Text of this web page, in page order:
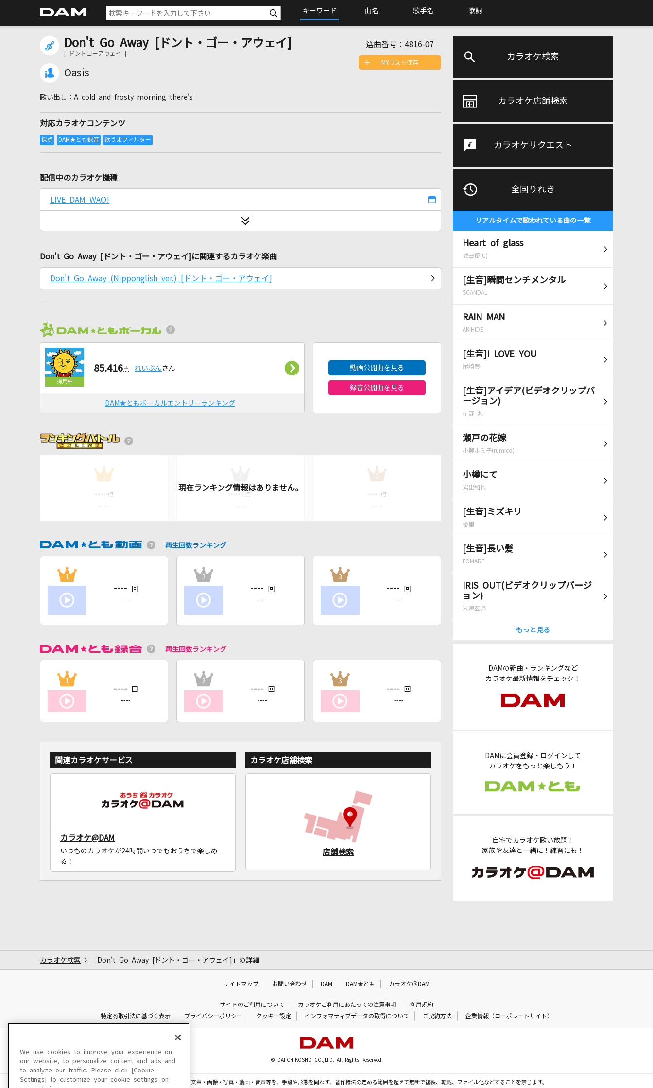
キーワード 曲名 歌手名 歌詞
カラオケ検索
カラオケ店舗検索
カラオケリクエスト
全国りれき
リアルタイムで歌われている曲の一覧
Heart of glass
城田優(U)
[生音]瞬間センチメンタル
SCANDAL
RAIN MAN
AKIHIDE
[生音]I LOVE YOU
尾崎豊
[生音]アイデア(ビデオクリップバ
ージョン)
星野 源
瀬戸の花嫁
小柳ルミ子(rumico)
小樽にて
岩出和也
[生音]ミズキリ
優里
[生音]長い髪
FOMARE
IRIS OUT(ビデオクリップバージ
ョン)
米津玄師
もっと見る
DAMの新曲・ランキングなど
カラオケ最新情報をチェック！
DAMに会員登録・ログインして
カラオケをもっと楽しもう！
自宅でカラオケ歌い放題！
家族や友達と一緒に！練習にも！
Don't Go Away [ドント・ゴー・アウェイ]
[ ドントゴーアウェイ ]
Oasis
選曲番号： 4816-07
A cold and frosty morning there's
対応カラオケコンテンツ
MYリスト保存
配信中のカラオケ機種
LIVE DAM WAO!
Don't Go Away [ドント・ゴー・アウェイ]に関連するカラオケ楽曲
Don't Go Away (Nipponglish ver.) [ドント・ゴー・アウェイ]
85.416点 れいぶん さん
DAM★ともボーカルエントリーランキング
動画公開曲を見る
録音公開曲を見る
1
---- 点
----
---- 点
----
3
---- 点
----
再生回数ランキング
1
---- 回
----
2
---- 回
----
3
---- 回
----
再生回数ランキング
1
---- 回
----
2
---- 回
----
3
---- 回
----
関連カラオケサービス
カラオケ@DAM
いつものカラオケが24時間いつでもおうちで楽しめ
る！
カラオケ店舗検索
店舗検索
カラオケ検索 「Don't Go Away [ドント・ゴー・アウェイ]」の詳細
サイトマップ お問い合わせ DAM DAM★とも カラオケ＠DAM
サイトのご利用について カラオケご利用にあたっての注意事項
利用規約
特定商取引法に基づく表示
プライバシーポリシー クッキー設定 インフォマティブデータの取得について ご契約方法 企業情報（コーポレートサイト）
© DAIICHIKOSHO CO.,LTD. All Rights Reserved.
このサイトに掲載されている一切の文章・画像・写真・動画・音声等を、手段や形態を問わず、著作権法の定める範囲を超えて無断で複製、転載、ファイル化などすることを禁じます。
We use cookies to improve your experience on
our website, to personalize content and ads and
to analyze our traffic. Please click [Cookie
Settings] to customize your cookie settings on